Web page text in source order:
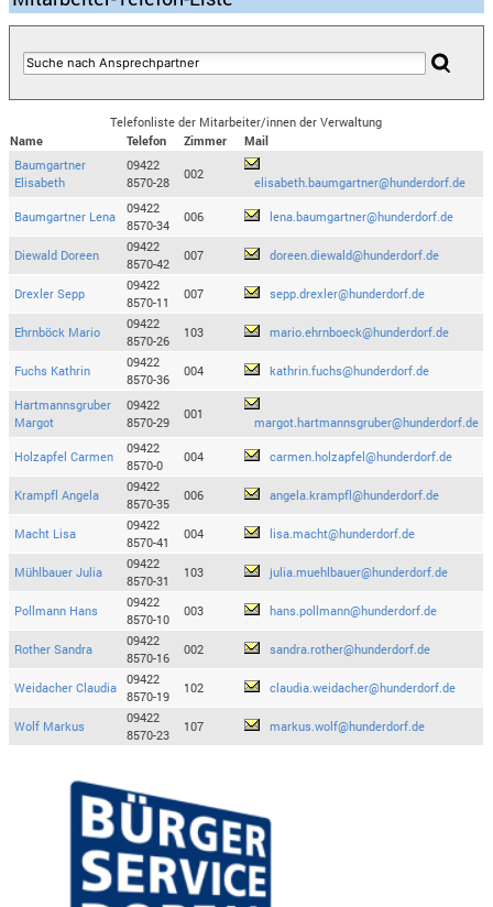
Telefonliste der Mitarbeiter/innen der Verwaltung
Name
Telefon Zimmer
Mail
Baumgartner
Elisabeth
09422
8570-28
002
elisabeth.baumgartner@hunderdorf.de
Baumgartner Lena
09422
8570-34
006 lena.baumgartner@hunderdorf.de
Diewald Doreen
09422
8570-42
007 doreen.diewald@hunderdorf.de
Drexler Sepp
09422
8570-11
007 sepp.drexler@hunderdorf.de
Ehrnböck Mario
09422
8570-26
103 mario.ehrnboeck@hunderdorf.de
Fuchs Kathrin
09422
8570-36
004 kathrin.fuchs@hunderdorf.de
Hartmannsgruber
Margot
09422
8570-29
001
margot.hartmannsgruber@hunderdorf.de
Holzapfel Carmen
09422
8570-0
004 carmen.holzapfel@hunderdorf.de
Krampfl Angela
09422
8570-35
006 angela.krampfl@hunderdorf.de
Macht Lisa
09422
8570-41
004 lisa.macht@hunderdorf.de
Mühlbauer Julia
09422
8570-31
103 julia.muehlbauer@hunderdorf.de
Pollmann Hans
09422
8570-10
003 hans.pollmann@hunderdorf.de
Rother Sandra
09422
8570-16
002 sandra.rother@hunderdorf.de
Weidacher Claudia
09422
8570-19
102 claudia.weidacher@hunderdorf.de
Wolf Markus
09422
8570-23
107 markus.wolf@hunderdorf.de